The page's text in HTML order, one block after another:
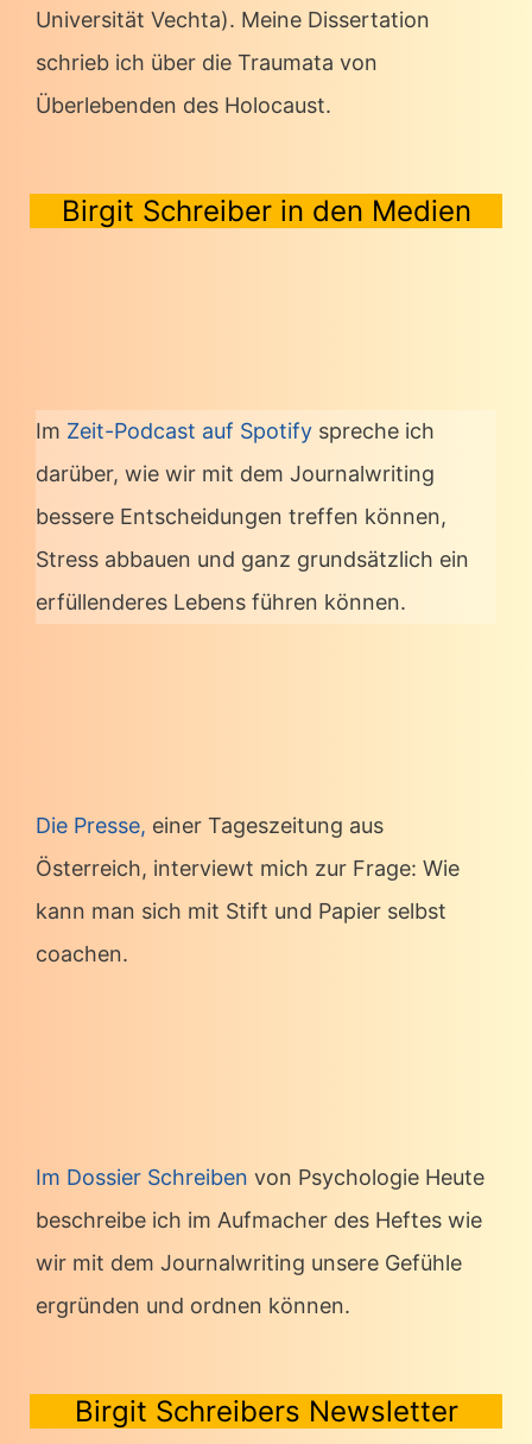
Universität Vechta). Meine Dissertation
schrieb ich über die Traumata von
Überlebenden des Holocaust.
Birgit Schreiber in den Medien
Im Zeit-Podcast auf Spotify spreche ich
darüber, wie wir mit dem Journalwriting
bessere Entscheidungen treffen können,
Stress abbauen und ganz grundsätzlich ein
erfüllenderes Lebens führen können.
Die Presse, einer Tageszeitung aus
Österreich, interviewt mich zur Frage: Wie
kann man sich mit Stift und Papier selbst
coachen.
Im Dossier Schreiben von Psychologie Heute
beschreibe ich im Aufmacher des Heftes wie
wir mit dem Journalwriting unsere Gefühle
ergründen und ordnen können.
Birgit Schreibers Newsletter